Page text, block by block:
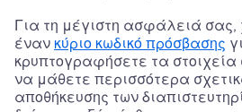
Για τη μέγιστη ασφάλειά σας,
έναν κύριο κωδικό πρόσβασης
κρυπτογραφήσετε τα
να μάθετε περισσότερα
αποθήκευσης των